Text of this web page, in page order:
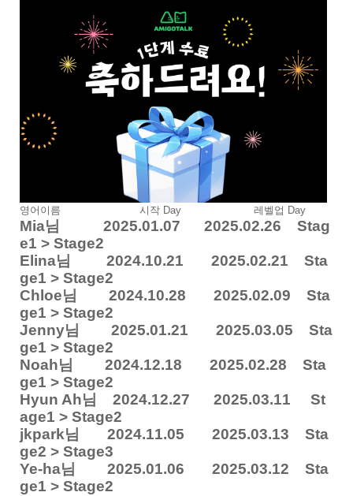
영어이름 시작 Day 레벨업 Day
Mia님 2025.01.07 2025.02.26 Stag
e1 > Stage2
Elina님 2024.10.21 2025.02.21 Sta
ge1 > Stage2
Chloe님 2024.10.28 2025.02.09 Sta
ge1 > Stage2
Jenny님 2025.01.21 2025.03.05 Sta
ge1 > Stage2
Noah님 2024.12.18 2025.02.28 Sta
ge1 > Stage2
Hyun Ah님 2024.12.27 2025.03.11 St
age1 > Stage2
jkpark님 2024.11.05 2025.03.13 Sta
ge2 > Stage3
Ye-ha님 2025.01.06 2025.03.12 Sta
ge1 > Stage2